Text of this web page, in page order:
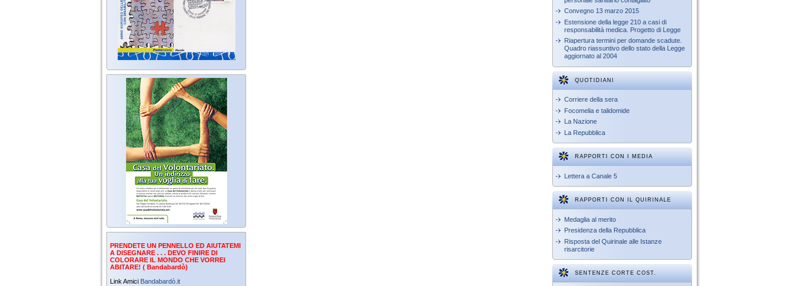
PRENDETE UN PENNELLO ED AIUTATEMI
A DISEGNARE . . . DEVO FINIRE DI
COLORARE IL MONDO CHE VORREI
ABITARE! ( Bandabardò)
Link Amici Bandabardò.it
Convegno 13 marzo 2015
Estensione della legge 210 a casi di
responsabilità medica. Progetto di Legge
Riapertura termini per domande scadute.
Quadro riassuntivo dello stato della Legge
aggiornato al 2004
QUOTIDIANI
Corriere della sera
Focomelia e talidomide
La Nazione
La Repubblica
RAPPORTI CON I MEDIA
Lettera a Canale 5
RAPPORTI CON IL QUIRINALE
Medaglia al merito
Presidenza della Repubblica
Risposta del Quirinale alle Istanze
risarcitorie
SENTENZE CORTE COST.